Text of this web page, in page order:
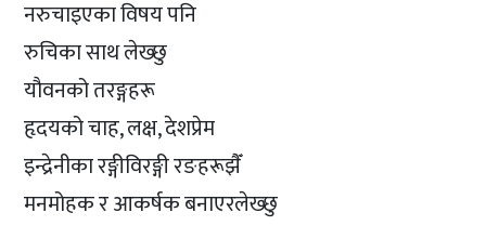
नरुचाइएका विषय पनि
रुचिका साथ लेख्छु
यौवनको तरङ्गहरू
हृदयको चाह, लक्ष, देशप्रेम
इन्द्रेनीका रङ्गीविरङ्गी रङहरूझैँ
मनमोहक र आकर्षक बनाएरलेख्छु